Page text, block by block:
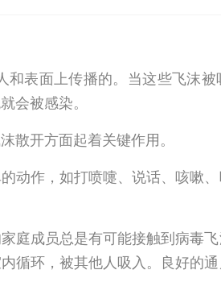
表面上传播的。当这些飞沫
会被感染。
散开方面起着关键作用。
动作，如打喷嚏、说话、咳嗽
庭成员总是有可能接触到病毒
循环，被其他人吸入。良好的